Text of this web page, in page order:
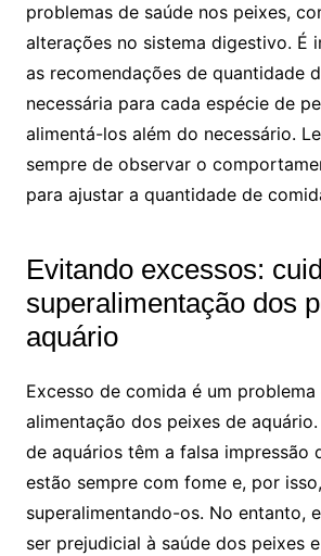
problemas ⁣de ⁣saúde nos peixes,
alterações⁢ no sistema digestivo. É
⁣as ⁣recomendações de‍ quantidade‍
necessária ​para cada ⁢espécie de
alimentá-los‍ além do necessário.
sempre​ de ‍observar o
para ajustar a quantidade ⁤de⁢
Evitando excessos:
superalimentação dos
aquário
Excesso⁢ de ‌comida ⁤é um problema
alimentação dos peixes de
de​ aquários têm a falsa impressão
estão ‍sempre⁤ com fome e, ⁤por
superalimentando-os. No entanto,
ser ⁢prejudicial à saúde ⁤dos peixes